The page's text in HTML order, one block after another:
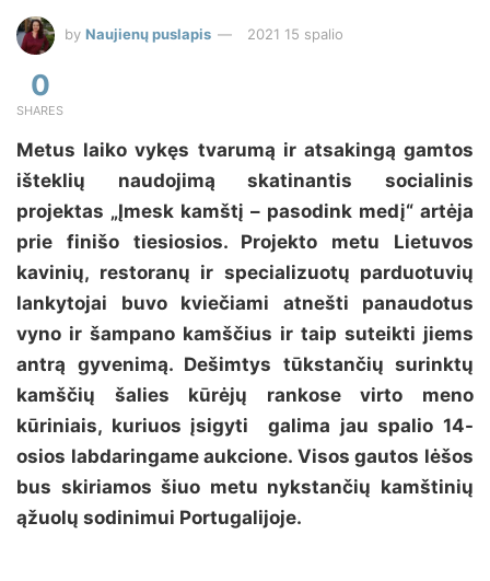
by Naujienų puslapis 2021 15 spalio
0
SHARES
Metus laiko vykęs tvarumą ir atsakingą gamtos
išteklių naudojimą skatinantis socialinis
projektas „Įmesk kamštį – pasodink medį“ artėja
prie finišo tiesiosios. Projekto metu Lietuvos
kavinių, restoranų ir specializuotų parduotuvių
lankytojai buvo kviečiami atnešti panaudotus
vyno ir šampano kamščius ir taip suteikti jiems
antrą gyvenimą. Dešimtys tūkstančių surinktų
kamščių šalies kūrėjų rankose virto meno
kūriniais, kuriuos įsigyti galima jau spalio 14-
osios labdaringame aukcione. Visos gautos lėšos
bus skiriamos šiuo metu nykstančių kamštinių
ąžuolų sodinimui Portugalijoje.